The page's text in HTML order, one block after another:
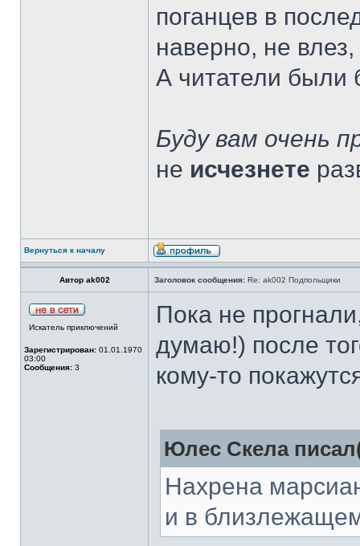
поганцев в
наверно, не
А читатели были
Буду вам очень
не исчезнете
Вернуться к началу
Автор ak002 Заголовок сообщения: Re: ak002 Подпольщики
Искатель приключений
Зарегистрирован: 01.01.1970
03:00
Сообщения: 3
Пока не
думаю!) после
кому-то
Юлес Скела
Нахрена
и в